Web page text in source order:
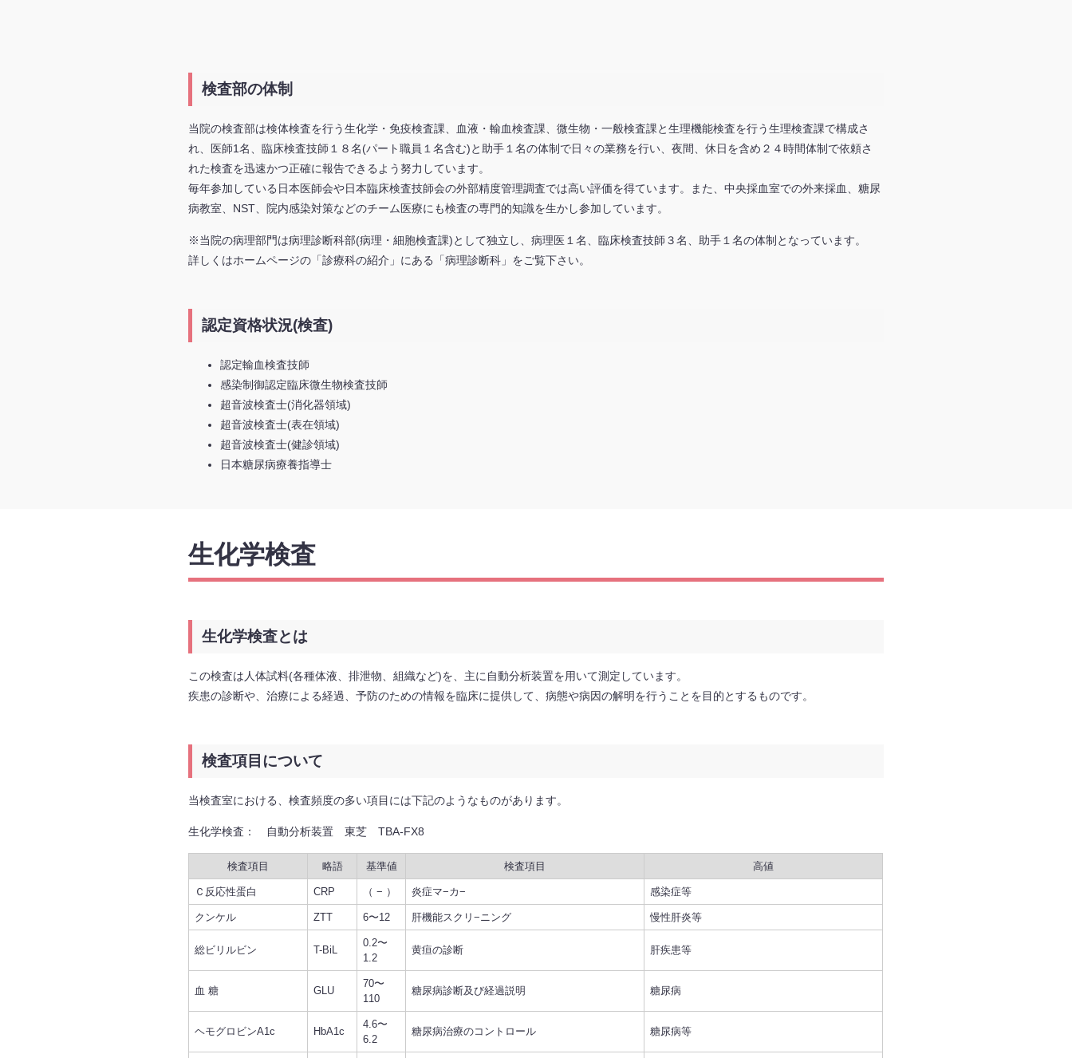
検査部の体制
当院の検査部は検体検査を行う生化学・免疫検査課、血液・輸血検査課、微生物・一般検査課と生理機能検査を行う生理検査課で構成さ
れ、医師1名、臨床検査技師１８名(パート職員１名含む)と助手１名の体制で日々の業務を行い、夜間、休日を含め２４時間体制で依頼さ
れた検査を迅速かつ正確に報告できるよう努力しています。
毎年参加している日本医師会や日本臨床検査技師会の外部精度管理調査では高い評価を得ています。また、中央採血室での外来採血、糖尿
病教室、NST、院内感染対策などのチーム医療にも検査の専門的知識を生かし参加しています。
※当院の病理部門は病理診断科部(病理・細胞検査課)として独立し、病理医１名、臨床検査技師３名、助手１名の体制となっています。
詳しくはホームページの「診療科の紹介」にある「病理診断科」をご覧下さい。
認定資格状況(検査)
認定輸血検査技師
感染制御認定臨床微生物検査技師
超音波検査士(消化器領域)
超音波検査士(表在領域)
超音波検査士(健診領域)
日本糖尿病療養指導士
生化学検査
生化学検査とは
この検査は人体試料(各種体液、排泄物、組織など)を、主に自動分析装置を用いて測定しています。
疾患の診断や、治療による経過、予防のための情報を臨床に提供して、病態や病因の解明を行うことを目的とするものです。
検査項目について
当検査室における、検査頻度の多い項目には下記のようなものがあります。
生化学検査： 自動分析装置 東芝 TBA-FX8
検査項目 略語 基準値 検査項目 高値
Ｃ反応性蛋白 CRP （ − ） 炎症マ−カ− 感染症等
クンケル ZTT 6〜12 肝機能スクリ−ニング 慢性肝炎等
総ビリルビン T-BiL
0.2〜
1.2
黄疸の診断 肝疾患等
血 糖 GLU
70〜
110
糖尿病診断及び経過説明 糖尿病
ヘモグロビンA1c HbA1c
4.6〜
6.2
糖尿病治療のコントロール 糖尿病等